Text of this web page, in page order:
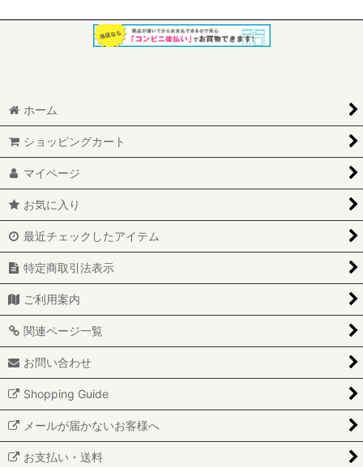
ホーム
ショッピングカート
マイページ
お気に入り
最近チェックしたアイテム
特定商取引法表示
ご利用案内
関連ページ一覧
お問い合わせ
Shopping Guide
メールが届かないお客様へ
お支払い・送料